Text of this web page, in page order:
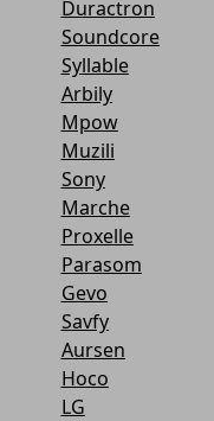
Duractron
Soundcore
Syllable
Arbily
Mpow
Muzili
Sony
Marche
Proxelle
Parasom
Gevo
Savfy
Aursen
Hoco
LG